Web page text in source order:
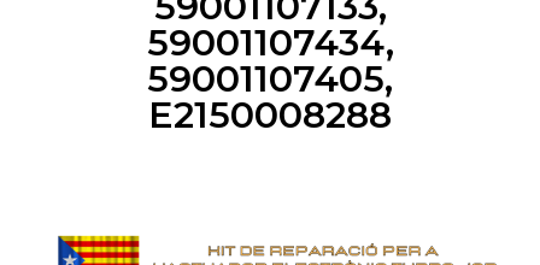
59001107434,
59001107405,
E2150008288